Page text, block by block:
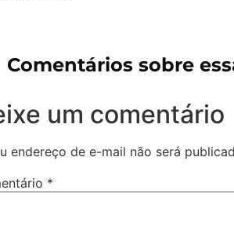
Comentários sobre
um comentário
endereço de e-mail não será
*